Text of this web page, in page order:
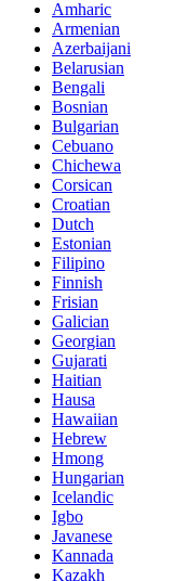
Amharic
Armenian
Azerbaijani
Belarusian
Bengali
Bosnian
Bulgarian
Cebuano
Chichewa
Corsican
Croatian
Dutch
Estonian
Filipino
Finnish
Frisian
Galician
Georgian
Gujarati
Haitian
Hausa
Hawaiian
Hebrew
Hmong
Hungarian
Icelandic
Igbo
Javanese
Kannada
Kazakh